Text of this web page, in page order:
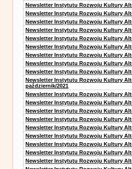
Newsletter Instytutu Rozwoju Kultury
Newsletter Instytutu Rozwoju Kultury
Newsletter Instytutu Rozwoju Kultury
Newsletter Instytutu Rozwoju Kultury
Newsletter Instytutu Rozwoju Kultury
Newsletter Instytutu Rozwoju Kultury
Newsletter Instytutu Rozwoju Kultury
Newsletter Instytutu Rozwoju Kultury
Newsletter Instytutu Rozwoju Kultury
Newsletter Instytutu Rozwoju Kultury
październik/2021
Newsletter Instytutu Rozwoju Kultury
Newsletter Instytutu Rozwoju Kultury
Newsletter Instytutu Rozwoju Kultury
Newsletter Instytutu Rozwoju Kultury
Newsletter Instytutu Rozwoju Kultury
Newsletter Instytutu Rozwoju Kultury
Newsletter Instytutu Rozwoju Kultury
Newsletter Instytutu Rozwoju Kultury
Newsletter Instytutu Rozwoju Kultury